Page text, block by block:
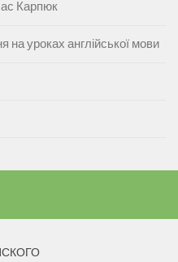
Карпюк
уроках англійської мови